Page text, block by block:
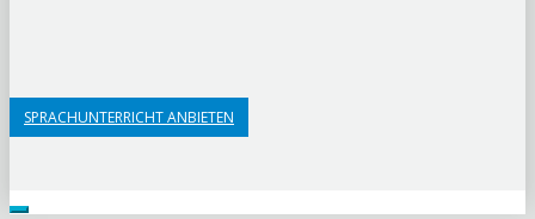
SPRACHUNTERRICHT ANBIETEN